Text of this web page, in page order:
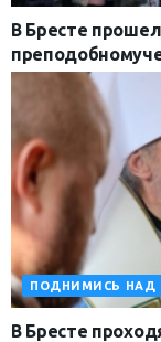
В Бресте
ПОДНИМИСЬ НАД
В Бресте